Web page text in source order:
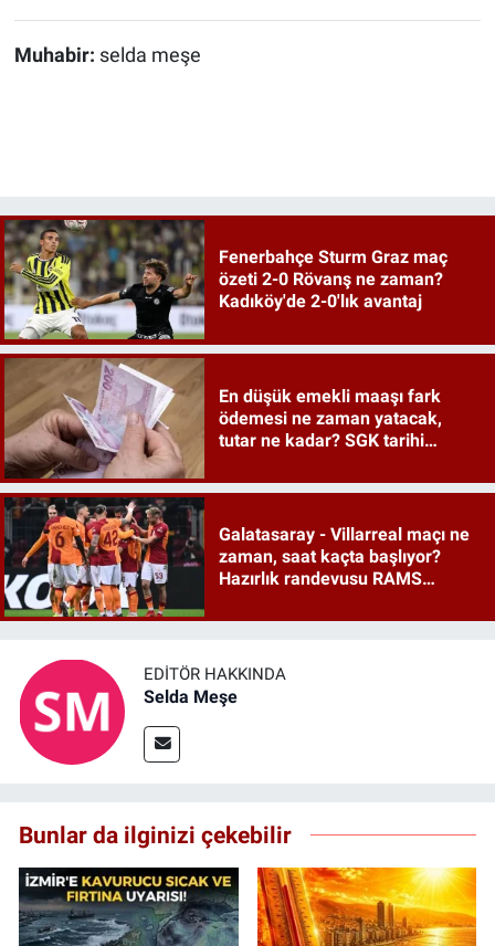
Muhabir: selda meşe
Fenerbahçe Sturm Graz maç
özeti 2-0 Rövanş ne zaman?
Kadıköy'de 2-0'lık avantaj
En düşük emekli maaşı fark
ödemesi ne zaman yatacak,
tutar ne kadar? SGK tarihi
Galatasaray - Villarreal maçı ne
zaman, saat kaçta başlıyor?
Hazırlık randevusu RAMS
EDITÖR HAKKINDA
Selda Meşe
Bunlar da ilginizi çekebilir